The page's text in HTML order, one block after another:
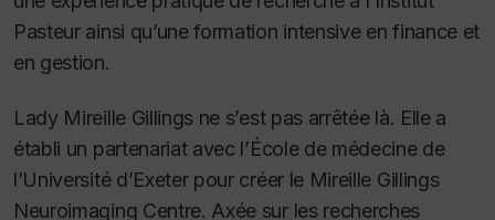
Pasteur ainsi qu’une formation intensive en finance et
en gestion.
Lady Mireille Gillings ne s’est pas arrêtée là. Elle a
établi un partenariat avec l’École de médecine de
l’Université d’Exeter pour créer le Mireille Gillings
Neuroimaging Centre. Axée sur les recherches